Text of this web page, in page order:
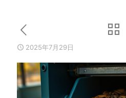
2025年7月29日